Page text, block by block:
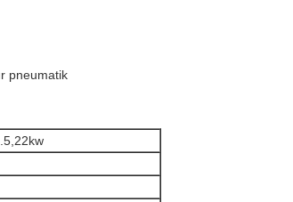
pneumatik